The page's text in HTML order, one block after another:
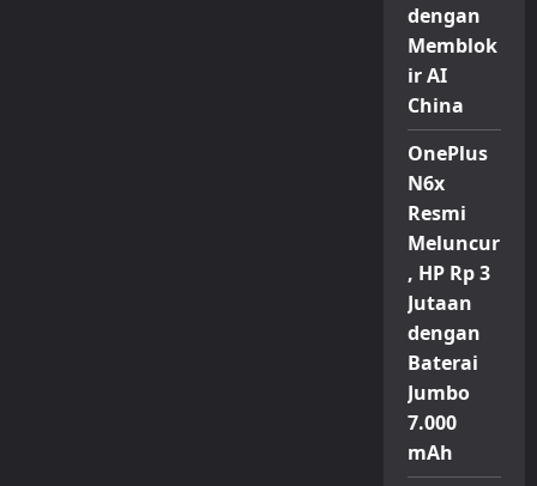
dengan
Memblok
ir AI
China
OnePlus
N6x
Resmi
Meluncur
, HP Rp 3
Jutaan
dengan
Baterai
Jumbo
7.000
mAh